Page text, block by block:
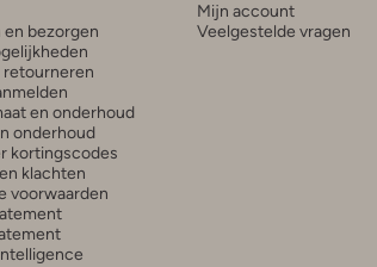
en bezorgen
retourneren
en onderhoud
onderhoud
kortingscodes
klachten
voorwaarden
Mijn account
Veelgestelde vragen